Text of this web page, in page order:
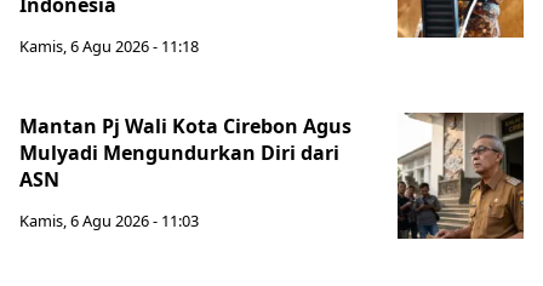
Kamis, 6 Agu 2026 - 11:18
Mantan Pj Wali Kota Cirebon Agus
Mulyadi Mengundurkan Diri dari
ASN
Kamis, 6 Agu 2026 - 11:03